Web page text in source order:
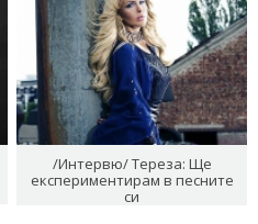
/Интервю/ Тереза: Ще
експериментирам в песните
си